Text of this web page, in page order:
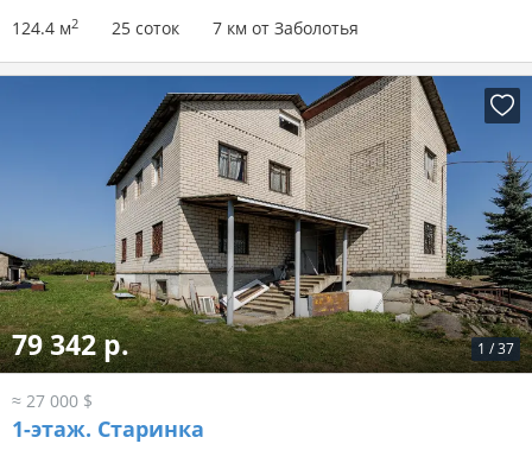
124.4 м2 25 соток 7 км от Заболотья
1 /37
79 342 р.
≈ 27 000 $
1-этаж. Старинка